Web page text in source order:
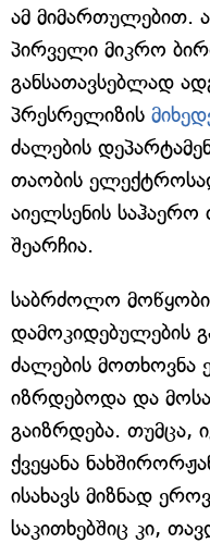
ამ მიმართულებით.
პირველი მიკრო
განსათავსებლად
პრესრელიზის
ძალების
თაობის
აიელსენის საჰაერო
შეარჩია.
საბრძოლო
დამოკიდებულების
ძალების მოთხოვნა
იზრდებოდა და
გაიზრდება. თუმცა,
ქვეყანა
ისახავს მიზნად
საკითხებშიც კი,